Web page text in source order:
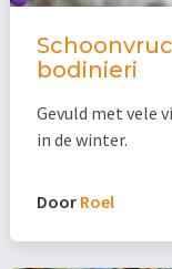
bodinieri
Gevuld met vele
in de winter.
Door Roel